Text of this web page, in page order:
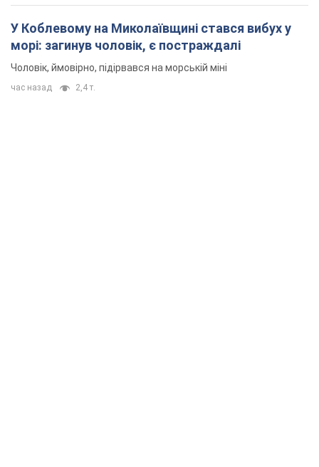
У Коблевому на Миколаївщині стався вибух у
морі: загинув чоловік, є постраждалі
Чоловік, ймовірно, підірвався на морській міні
час назад 2,4 т.